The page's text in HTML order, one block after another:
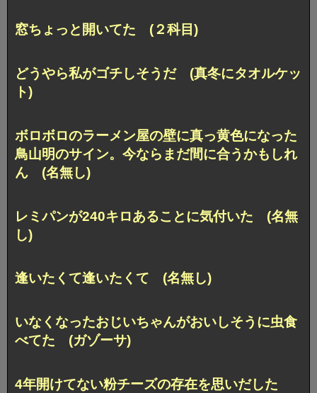
窓ちょっと開いてた (２科目)
どうやら私がゴチしそうだ (真冬にタオルケッ
ト)
ボロボロのラーメン屋の壁に真っ黄色になった
鳥山明のサイン。今ならまだ間に合うかもしれ
ん (名無し)
レミパンが240キロあることに気付いた (名無
し)
逢いたくて逢いたくて (名無し)
いなくなったおじいちゃんがおいしそうに虫食
べてた (ガゾーサ)
4年開けてない粉チーズの存在を思いだした